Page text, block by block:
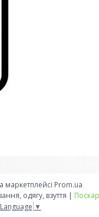
маркетплейсі Prom.ua
Військторг Саперка- оптово-роздрібний магазин армійського екіпірування, одягу, взуття |
▼